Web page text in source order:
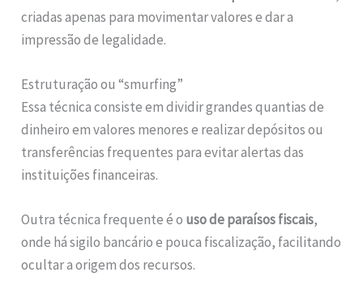
criadas apenas para movimentar valores e dar a
impressão de legalidade.
Estruturação ou “smurfing”
Essa técnica consiste em dividir grandes quantias de
dinheiro em valores menores e realizar depósitos ou
transferências frequentes para evitar alertas das
instituições financeiras.
Outra técnica frequente é o uso de paraísos fiscais,
onde há sigilo bancário e pouca fiscalização, facilitando
ocultar a origem dos recursos.